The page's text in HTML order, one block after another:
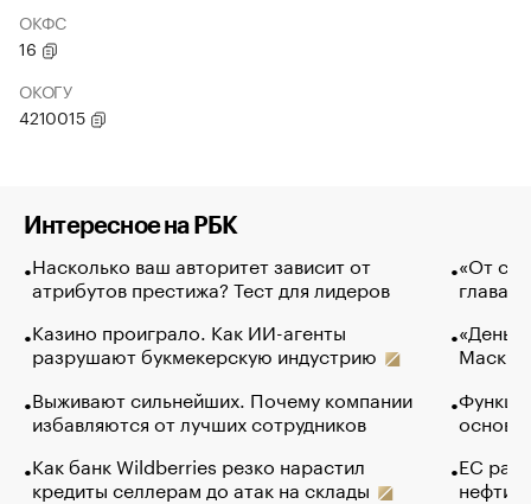
ОКФС
16
ОКОГУ
4210015
Интересное на РБК
Насколько ваш авторитет зависит от
атрибутов престижа? Тест для лидеров
Казино проиграло. Как ИИ-агенты
разрушают букмекерскую индустрию
Выживают сильнейших. Почему компании
избавляются от лучших сотрудников
Как банк Wildberries резко нарастил
кредиты селлерам до атак на склады
«От
глава
Маск в
основ
ЕС
нефти